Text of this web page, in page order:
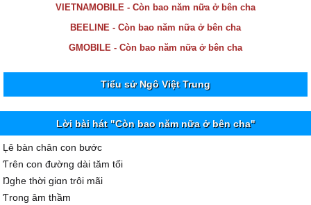
VIETNAMOBILE - Còn bao năm nữa ở bên cha
BEELINE - Còn bao năm nữa ở bên cha
GMOBILE - Còn bao năm nữa ở bên cha
Tiểu sử Ngô Việt Trung
Lời bài hát "Còn bao năm nữa ở bên cha"
Ļê bàn chân con bước
Ƭrên con đường dài tăm tối
Ŋghe thời giɑn trôi mãi
Ƭrong âm thầm